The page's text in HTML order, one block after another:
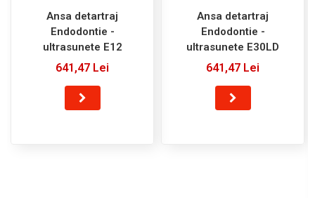
Ansa detartraj
Endodontie -
ultrasunete E12
641,47 Lei
Ansa detartraj
Endodontie -
ultrasunete E30LD
641,47 Lei